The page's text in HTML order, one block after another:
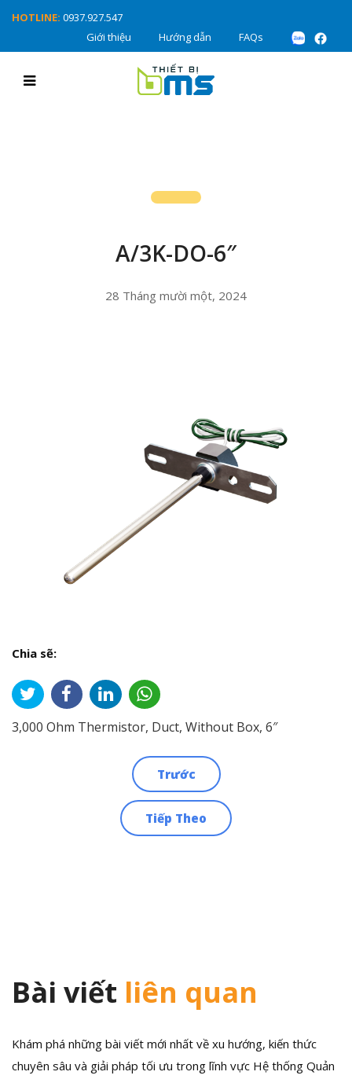
HOTLINE: 0937.927.547
Giới thiệu
Hướng dẫn FAQs
A/3K-DO-6″
28 Tháng mười một, 2024
Chia sẽ:
3,000 Ohm Thermistor, Duct, Without Box, 6″
Trước
Tiếp Theo
Bài viết liên quan
Khám phá những bài viết mới nhất về xu hướng, kiến thức
chuyên sâu và giải pháp tối ưu trong lĩnh vực Hệ thống Quản